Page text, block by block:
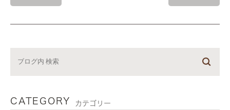
CATEGORY カテゴリー